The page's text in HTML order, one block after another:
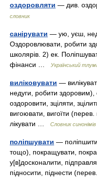
оздоровляти — див.
словник
санірувати — ую, уєш,
Оздоровлювати, робити
школярів. 2) ек.
фінанси …
Український
виліковувати —
недуги, робити здоровим),
оздоровити, зціляти,
вигоювати, вигоїти
лікувати …
Словник
поліпшувати —
тощо), покращувати,
у[в]досконалити,
підносити, піднести